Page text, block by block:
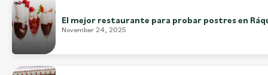
El mejor restaurante para probar postres en
November 24, 2025